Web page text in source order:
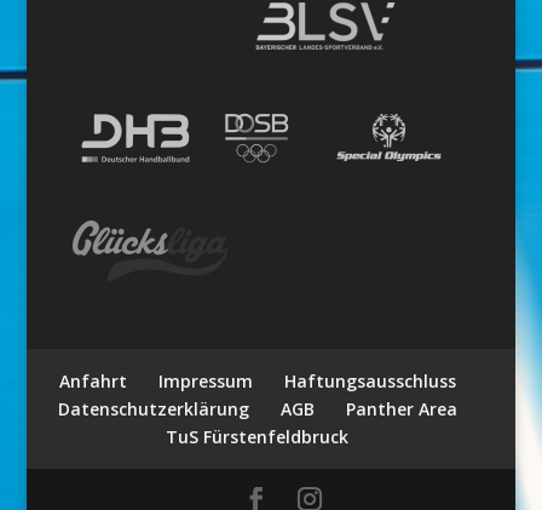
Anfahrt Impressum
Haftungsausschluss
Datenschutzerklärung
AGB
Panther Area
TuS Fürstenfeldbruck